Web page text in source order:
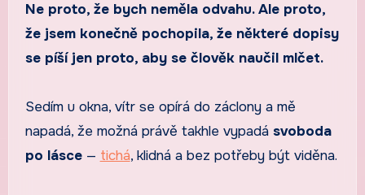
Ne proto, že bych neměla odvahu. Ale proto,
že jsem konečně pochopila, že některé dopisy
se píší jen proto, aby se člověk naučil mlčet.
Sedím u okna, vítr se opírá do záclony a mě
napadá, že možná právě takhle vypadá svoboda
po lásce— tichá, klidná a bez potřeby být viděna.